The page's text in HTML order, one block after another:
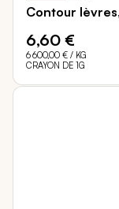
Contour
6,60 €
6 600,00 € / KG
CRAYON DE 1G